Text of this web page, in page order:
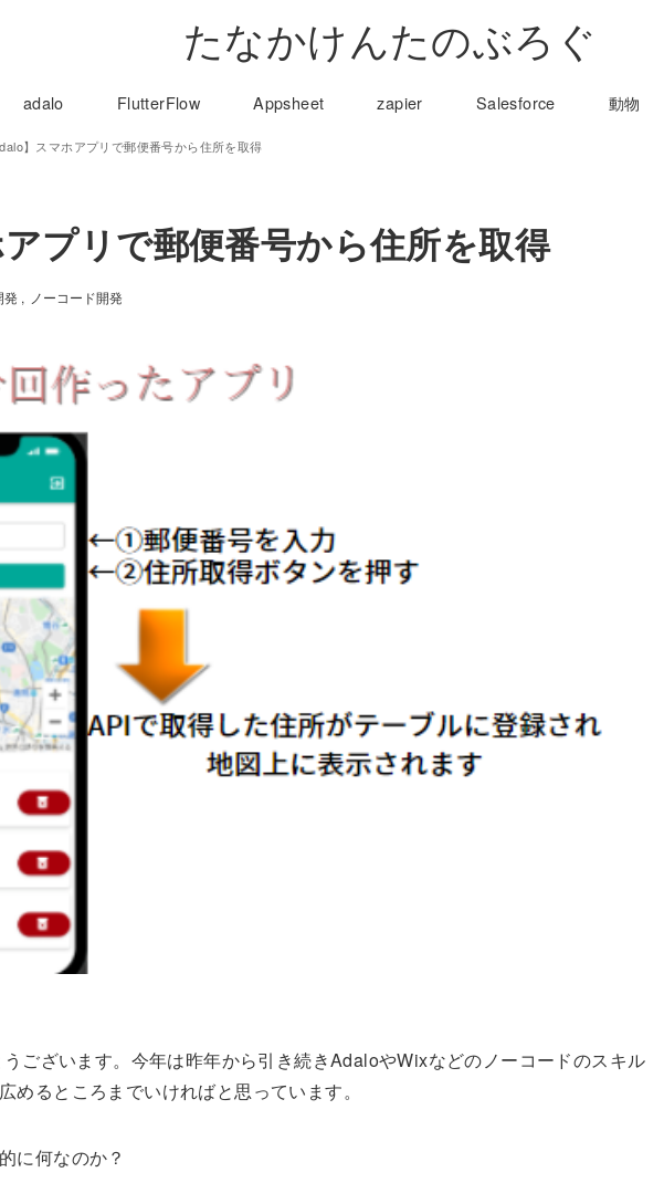
たなかけんたのぶろぐ
adalo FlutterFlow Appsheet zapier Salesforce 動物
】スマホアプリで郵便番号から住所を取得
プリで郵便番号から住所を取得
発 ノーコード開発
ございます。今年は昨年から引き続きAdaloやWixなどのノーコードのスキル
めるところまでいければと思っています。
に何なのか？